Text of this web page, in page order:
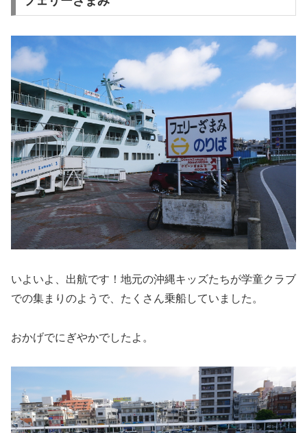
いよいよ、出航です！地元の沖縄キッズたちが学童クラブ
での集まりのようで、たくさん乗船していました。
おかげでにぎやかでしたよ。